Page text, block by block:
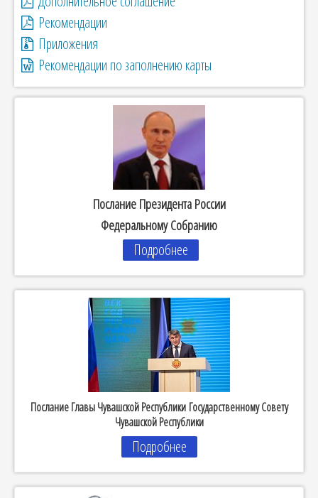
Рекомендации
Приложения
Рекомендации по заполнению карты
Послание Президента России
Федеральному Собранию
Подробнее
Послание Главы Чувашской Республики Государственному Совету
Чувашской Республики
Подробнее